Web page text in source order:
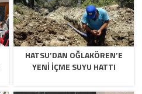
HATSU’DAN OĞLAKÖREN’E
YENİ İÇME SUYU HATTI